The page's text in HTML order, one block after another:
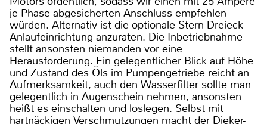
je Phase abgesicherten Anschluss empfehlen
würden. Alternativ ist die optionale Stern-Dreieck-
Anlaufeinrichtung anzuraten. Die Inbetriebnahme
stellt ansonsten niemanden vor eine
Herausforderung. Ein gelegentlicher Blick auf Höhe
und Zustand des Öls im Pumpengetriebe reicht an
Aufmerksamkeit, auch den Wasserfilter sollte man
gelegentlich in Augenschein nehmen, ansonsten
heißt es einschalten und loslegen. Selbst mit
hartnäckigen Verschmutzungen macht der Dieker-